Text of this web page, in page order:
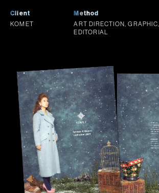
Client
KOMET
Method
ART DIRECTION,
EDITORIAL